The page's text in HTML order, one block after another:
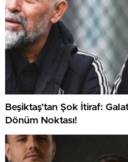
Beşiktaş’tan Şok İtiraf:
Dönüm Noktası!